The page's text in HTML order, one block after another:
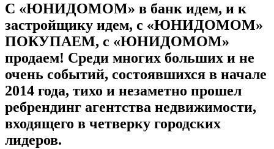
С «ЮНИДОМОМ» в банк идем, и к
застройщику идем, с «ЮНИДОМОМ»
ПОКУПАЕМ, с «ЮНИДОМОМ»
продаем! Среди многих больших и не
очень событий, состоявшихся в начале
2014 года, тихо и незаметно прошел
ребрендинг агентства недвижимости,
входящего в четверку городских
лидеров.